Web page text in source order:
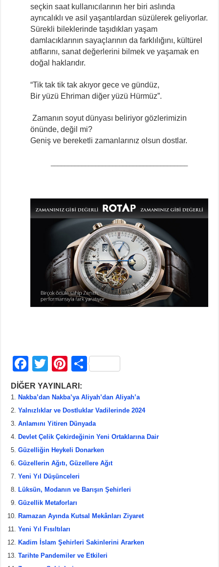
seçkin saat kullanıcılarının her biri aslında
ayrıcalıklı ve asil yaşantılardan süzülerek geliyorlar.
Sürekli bileklerinde taşıdıkları yaşam
damlacıklarının sayaçlarının da farklılığını, kültürel
atıflarını, sanat değerlerini bilmek ve yaşamak en
doğal haklarıdır.
“Tik tak tik tak akıyor gece ve gündüz,
Bir yüzü Ehriman diğer yüzü Hürmüz”.
Zamanın soyut dünyası beliriyor gözlerimizin
önünde, değil mi?
Geniş ve bereketli zamanlarınız olsun dostlar.
F
a
c
e
b
o
o
k
T
wi
tt
er
Pi
nt
er
e
st
S
ar
e
DİĞER YAYINLARI:
Nakba’dan Nakba’ya Aliyah’dan Aliyah’a
Yalnızlıklar ve Dostluklar Vadilerinde 2024
Anlamını Yitiren Dünyada
Devlet Çelik Çekirdeğinin Yeni Ortaklarına Dair
Güzelliğin Heykeli Donarken
Güzellerin Ağıtı, Güzellere Ağıt
Yeni Yıl Düşünceleri
Lüksün, Modanın ve Barışın Şehirleri
Güzellik Metaforları
Ramazan Ayında Kutsal Mekânları Ziyaret
Yeni Yıl Fısıltıları
Kadim İslam Şehirleri Sakinlerini Ararken
Tarihte Pandemiler ve Etkileri